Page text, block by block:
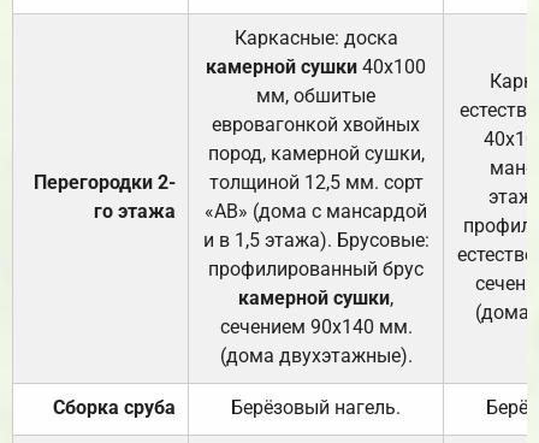
Перегородки 2-
го этажа
Каркасные: доска
камерной сушки 40х100
мм, обшитые
евровагонкой хвойных
пород, камерной сушки,
толщиной 12,5 мм. сорт
«АВ» (дома с мансардой
и в 1,5 этажа). Брусовые:
профилированный брус
камерной сушки,
сечением 90х140 мм.
(дома двухэтажные).
(дома
Сборка сруба Берёзовый нагель.